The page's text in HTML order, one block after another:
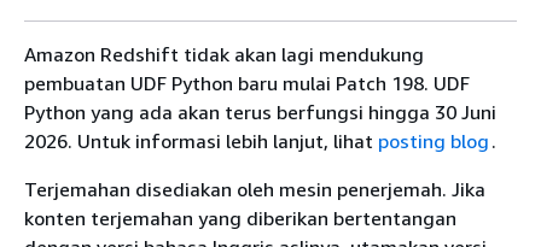
Amazon Redshift tidak akan lagi mendukung
pembuatan UDF Python baru mulai Patch 198. UDF
Python yang ada akan terus berfungsi hingga 30 Juni
2026. Untuk informasi lebih lanjut, lihat posting blog .
Terjemahan disediakan oleh mesin penerjemah. Jika
konten terjemahan yang diberikan bertentangan